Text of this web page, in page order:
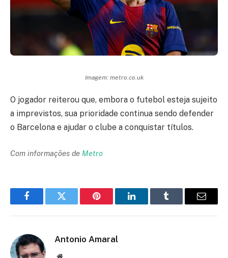
Imagem: metro.co.uk
O jogador reiterou que, embora o futebol esteja sujeito
a imprevistos, sua prioridade continua sendo defender
o Barcelona e ajudar o clube a conquistar títulos.
Com informações de Metro
FacebookTwitter Pinterest LinkedInTumblr Email
Antonio Amaral
Website